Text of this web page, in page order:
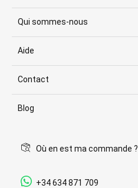
Qui sommes-nous
Aide
Contact
Blog
Où en est ma commande ?
+34 634 871 709